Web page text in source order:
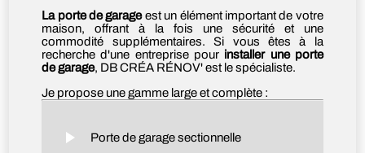
La porte de garageest un élément important de votre
maison, offrant à la fois une sécurité et une
commodité supplémentaires. Si vous êtes à la
recherche d'une entreprise pour installer une porte
de garage, DB CRÉA RÉNOV' est le spécialiste.
Je propose une gamme large et complète :
Porte de garage sectionnelle